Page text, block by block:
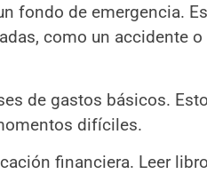
fondo de emergencia.
como un accidente
de gastos básicos.
difíciles.
financiera. Leer